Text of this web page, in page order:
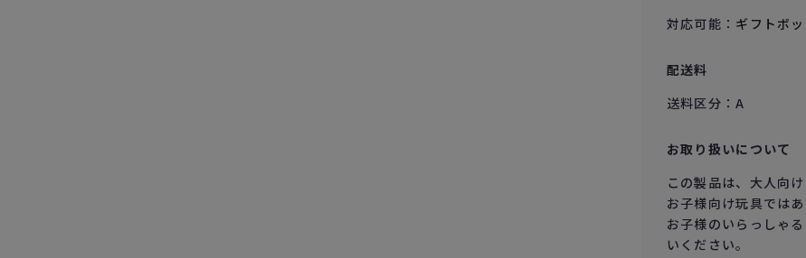
対応可能： ギフトボ
配送料
送料区分：A
お取り扱いについて
この製品は、大人向
お子様向け玩具では
お子様のいらっしゃ
いください。